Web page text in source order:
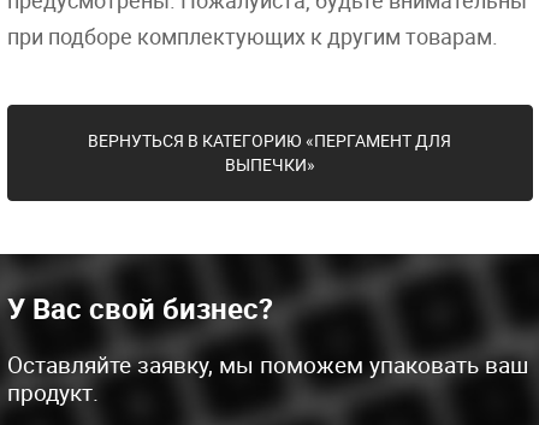
при подборе комплектующих к другим товарам.
ВЕРНУТЬСЯ В КАТЕГОРИЮ «ПЕРГАМЕНТ ДЛЯ
ВЫПЕЧКИ»
У Вас свой бизнес?
Оставляйте заявку, мы поможем упаковать ваш
продукт.